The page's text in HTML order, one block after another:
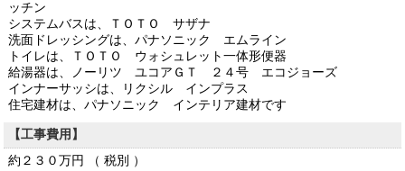
ッチン
システムバスは、ＴＯＴＯ サザナ
洗面ドレッシングは、パナソニック エムライン
トイレは、ＴＯＴＯ ウォシュレット一体形便器
給湯器は、ノーリツ ユコアＧＴ ２４号 エコジョーズ
インナーサッシは、リクシル インプラス
住宅建材は、パナソニック インテリア建材です
【工事費用】
約２３０万円 （ 税別 ）